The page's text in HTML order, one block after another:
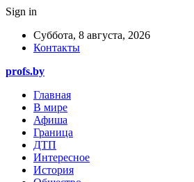
Sign in
Суббота, 8 августа, 2026
Контакты
profs.by
Главная
В мире
Афиша
Граница
ДТП
Интересное
История